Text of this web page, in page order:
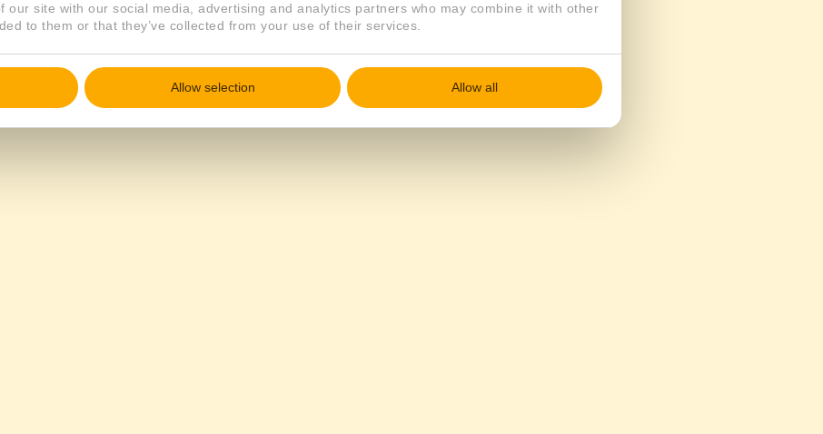
our site with our social media, advertising and analytics partners who may combine it with other
to them or that they’ve collected from your use of their services.
Allow selection Allow all